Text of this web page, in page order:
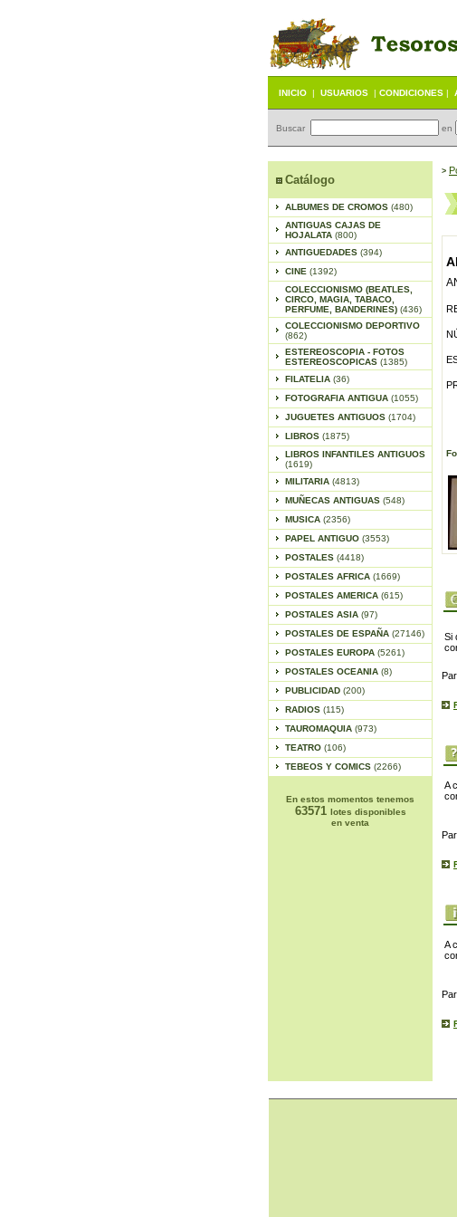
INICIO | USUARIOS | CONDICIONES |
Buscar en
Catálogo
ALBUMES DE CROMOS (480)
ANTIGUAS CAJAS DE
HOJALATA (800)
ANTIGUEDADES (394)
CINE (1392)
COLECCIONISMO (BEATLES,
CIRCO, MAGIA, TABACO,
PERFUME, BANDERINES) (436)
COLECCIONISMO DEPORTIVO
(862)
ESTEREOSCOPIA - FOTOS
ESTEREOSCOPICAS (1385)
FILATELIA (36)
FOTOGRAFIA ANTIGUA (1055)
JUGUETES ANTIGUOS (1704)
LIBROS (1875)
LIBROS INFANTILES ANTIGUOS
(1619)
MILITARIA (4813)
MUÑECAS ANTIGUAS (548)
MUSICA (2356)
PAPEL ANTIGUO (3553)
POSTALES (4418)
POSTALES AFRICA (1669)
POSTALES AMERICA (615)
POSTALES ASIA (97)
POSTALES DE ESPAÑA (27146)
POSTALES EUROPA (5261)
POSTALES OCEANIA (8)
PUBLICIDAD (200)
RADIOS (115)
TAUROMAQUIA (973)
TEATRO (106)
TEBEOS Y COMICS (2266)
En estos momentos tenemos
63571 lotes disponibles
en venta
>
Si
A
A